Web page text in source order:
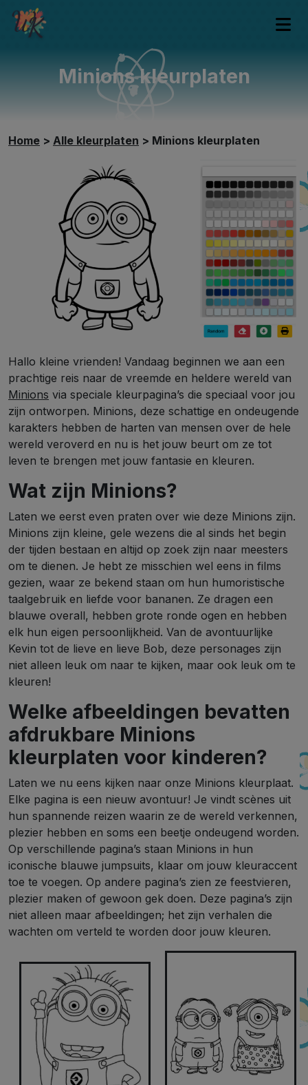
Minions kleurplaten
Home > Alle kleurplaten > Minions kleurplaten
Hallo kleine vrienden! Vandaag beginnen we aan een
prachtige reis naar de vreemde en heldere wereld van
Minions via speciale kleurpagina’s die speciaal voor jou
zijn ontworpen. Minions, deze schattige en ondeugende
karakters hebben de harten van mensen over de hele
wereld veroverd en nu is het jouw beurt om ze tot
leven te brengen met jouw fantasie en kleuren.
Wat zijn Minions?
Laten we eerst even praten over wie deze Minions zijn.
Minions zijn kleine, gele wezens die al sinds het begin
der tijden bestaan ​​en altijd op zoek zijn naar meesters
om te dienen. Je hebt ze misschien wel eens in films
gezien, waar ze bekend staan ​​om hun humoristische
taalgebruik en liefde voor bananen. Ze dragen een
blauwe overall, hebben grote ronde ogen en hebben
elk hun eigen persoonlijkheid. Van de avontuurlijke
Kevin tot de lieve en lieve Bob, deze personages zijn
niet alleen leuk om naar te kijken, maar ook leuk om te
kleuren!
Welke afbeeldingen bevatten
afdrukbare Minions
kleurplaten voor kinderen?
Laten we nu eens kijken naar onze Minions kleurplaat.
Elke pagina is een nieuw avontuur! Je vindt scènes uit
hun spannende reizen waarin ze de wereld verkennen,
plezier hebben en soms een beetje ondeugend worden.
Op verschillende pagina’s staan ​​Minions in hun
iconische blauwe jumpsuits, klaar om jouw kleuraccent
toe te voegen. Op andere pagina’s zien ze feestvieren,
plezier maken of gewoon gek doen. Deze pagina’s zijn
niet alleen maar afbeeldingen; het zijn verhalen die
wachten om verteld te worden door jouw kleuren.